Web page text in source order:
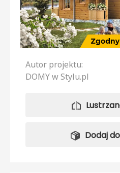
Autor projektu:
DOMY w Stylu.pl
Dodaj